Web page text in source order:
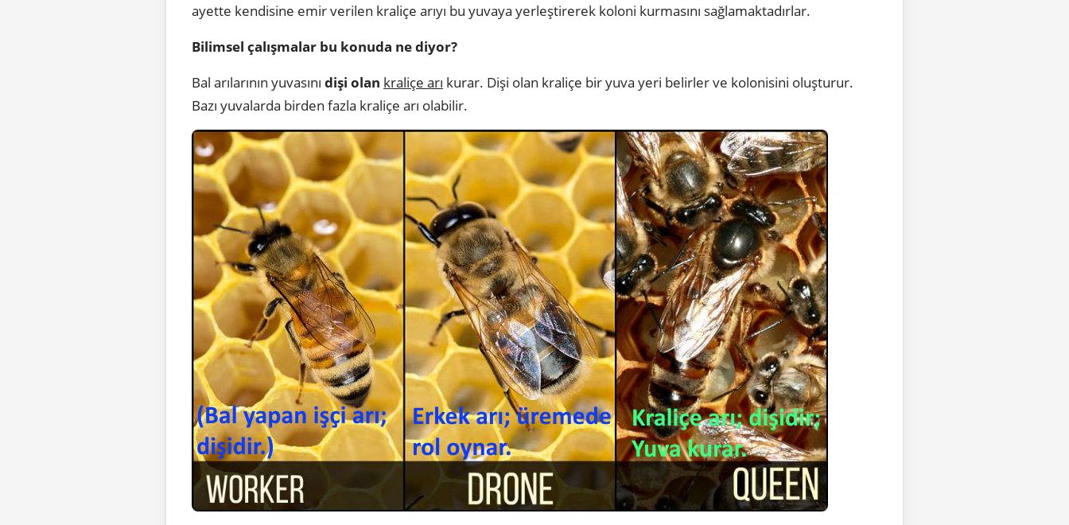
ayette kendisine emir verilen kraliçe arıyı bu yuvaya yerleştirerek koloni kurmasını sağlamaktadırlar.
Bilimsel çalışmalar bu konuda ne diyor?
Bal arılarının yuvasını dişi olan kraliçe arı kurar. Dişi olan kraliçe bir yuva yeri belirler ve kolonisini oluşturur.
Bazı yuvalarda birden fazla kraliçe arı olabilir.